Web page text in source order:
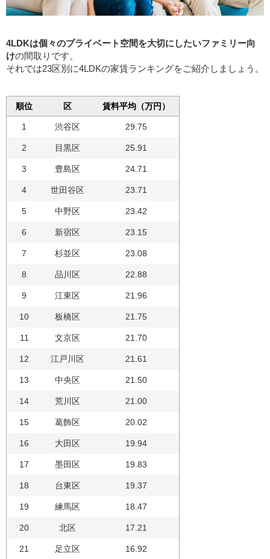
4LDKは個々のプライベート空間を大切にしたいファミリー向
けの間取りです。
それでは23区別に4LDKの家賃ランキングをご紹介しましょう。
順位 区 賃料平均（万円）
1 渋谷区 29.75
2 目黒区 25.91
3 豊島区 24.71
4 世田谷区 23.71
5 中野区 23.42
6 新宿区 23.15
7 杉並区 23.08
8 品川区 22.88
9 江東区 21.96
10 板橋区 21.75
11 文京区 21.70
12 江戸川区 21.61
13 中央区 21.50
14 荒川区 21.00
15 葛飾区 20.02
16 大田区 19.94
17 墨田区 19.83
18 台東区 19.37
19 練馬区 18.47
20 北区 17.21
21 足立区 16.92